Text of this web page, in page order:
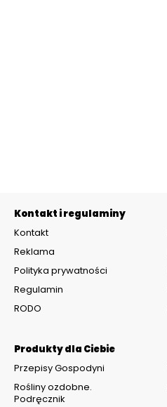
Kontakt i regulaminy
Kontakt
Reklama
Polityka prywatności
Regulamin
RODO
Produkty dla Ciebie
Przepisy Gospodyni
Rośliny ozdobne.
Podręcznik